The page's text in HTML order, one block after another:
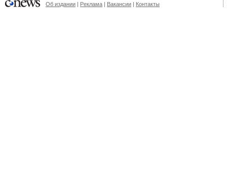
Об издании | Реклама | Вакансии | Контакты